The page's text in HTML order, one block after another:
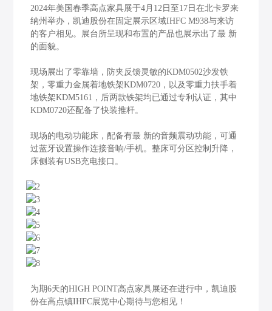
2024年美国春季高点家具展于4月12日至17日在北卡罗来
纳州举办，凯迪股份在固定展示区域IHFC M938与来访
的客户相见。展台所呈现和布置的产品也展示出了最 新
的面貌。
现场展出了零靠墙，防夹反馈灵敏的KDM0502沙发铁
架，零重力金属着地铁架KDM0720，以及零重力扶手着
地铁架KDM5161，后两款铁架均已通过专利认证，其中
KDM0720还配备了快装推杆。
现场的电动功能床，配备有最 新的音频震动功能，可通
过蓝牙设置操作连接音响/手机。整床可分区控制升降，
床侧装有USB充电接口。
为期6天的HIGH POINT高点家具展还在进行中，凯迪股
份在高点镇IHFC展览中心期待与您相见！